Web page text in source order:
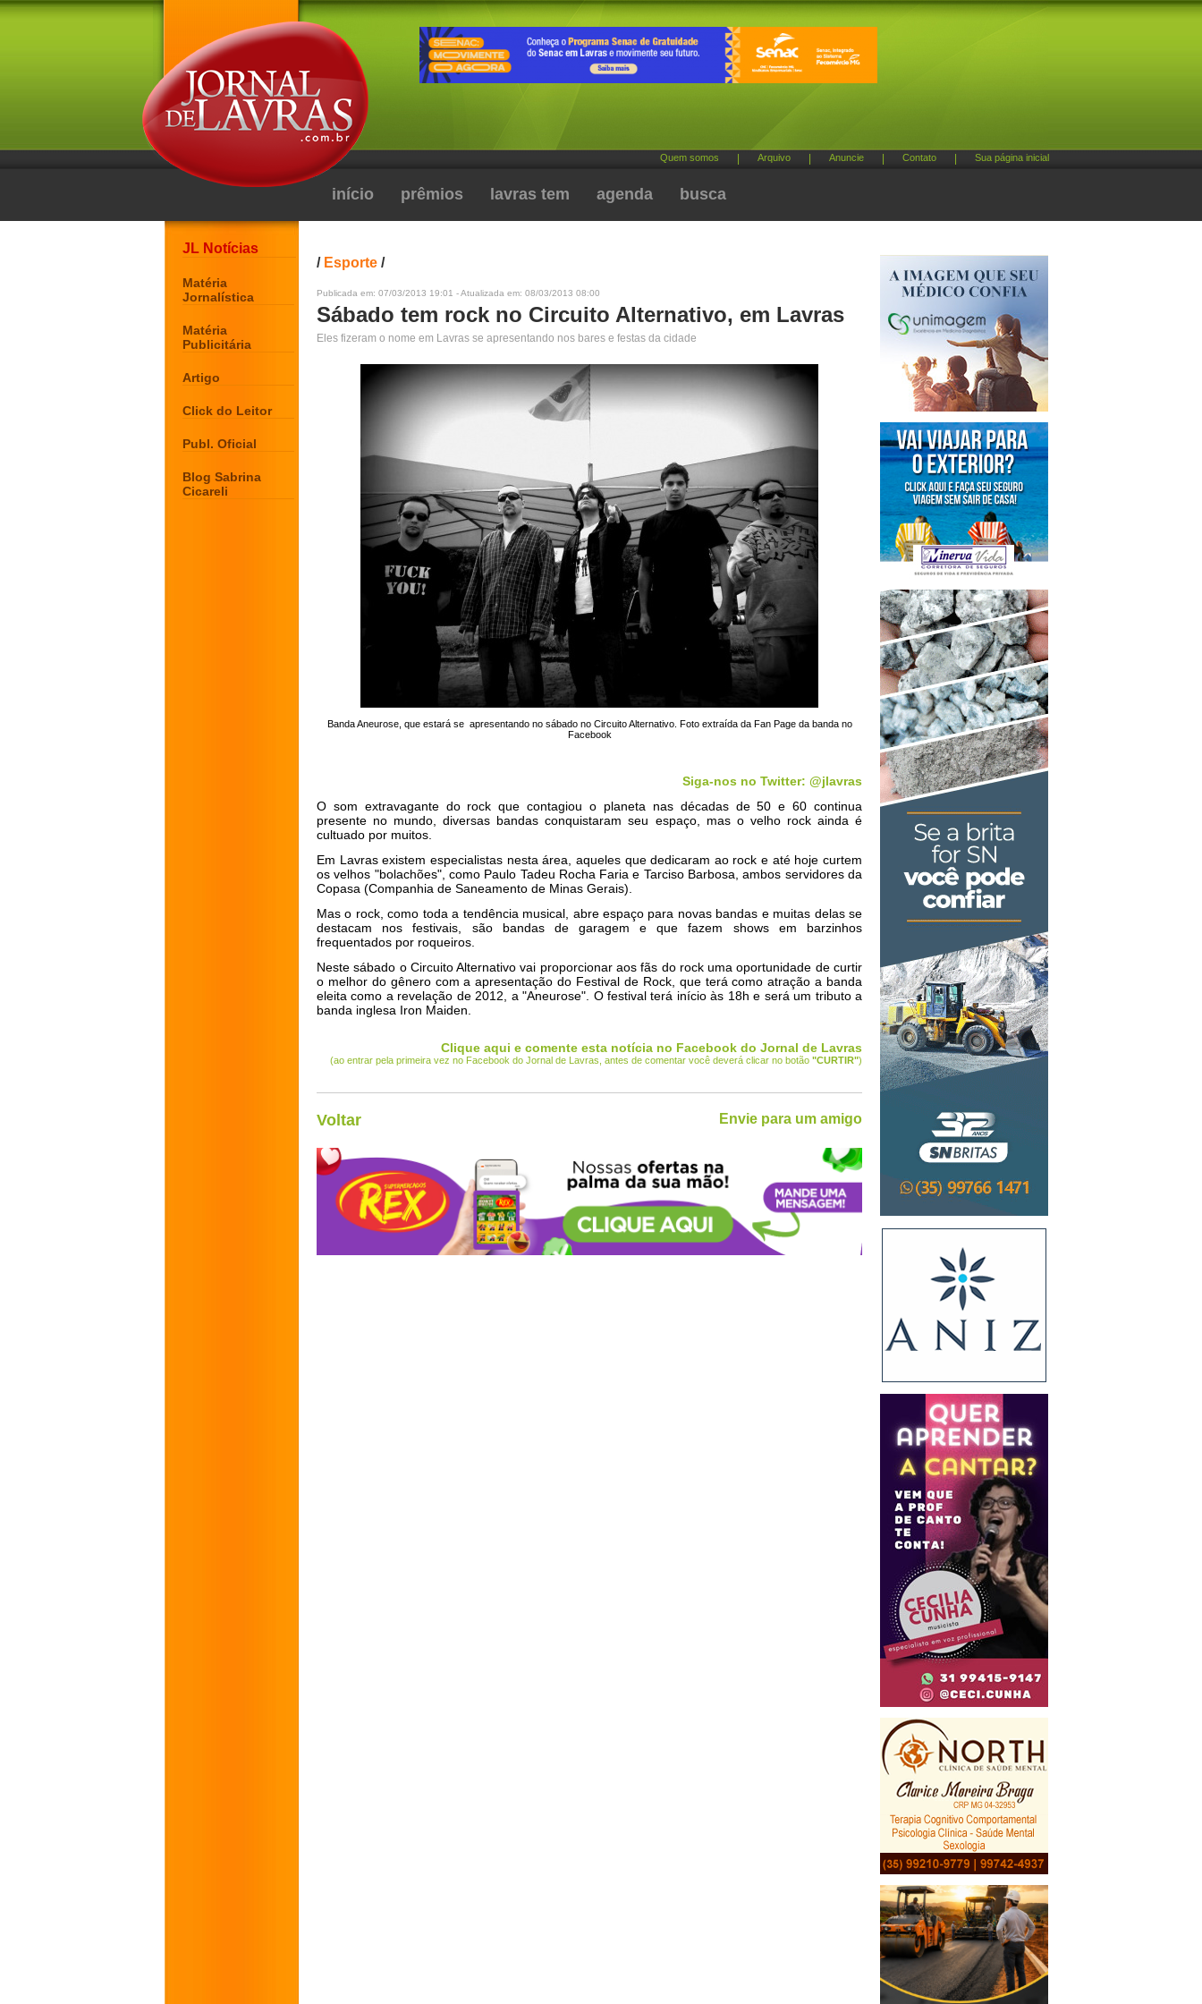
Quem somos Arquivo Anuncie Contato Sua página inicial
início prêmios lavras tem agenda busca
JL Notícias
Matéria
Jornalística
Matéria
Publicitária
Artigo
Click do Leitor
Publ. Oficial
Blog Sabrina
Cicareli
/ Esporte /
Publicada em: 07/03/2013 19:01 - Atualizada em: 08/03/2013 08:00
Sábado tem rock no Circuito Alternativo, em Lavras
Eles fizeram o nome em Lavras se apresentando nos bares e festas da cidade
Banda Aneurose, que estará se apresentando no sábado no Circuito Alternativo. Foto extraída da Fan Page da banda no
Facebook
Siga-nos no Twitter: @jlavras
O som extravagante do rock que contagiou o planeta nas décadas de 50 e 60 continua
presente no mundo, diversas bandas conquistaram seu espaço, mas o velho rock ainda é
cultuado por muitos.
Em Lavras existem especialistas nesta área, aqueles que dedicaram ao rock e até hoje curtem
os velhos "bolachões", como Paulo Tadeu Rocha Faria e Tarciso Barbosa, ambos servidores da
Copasa (Companhia de Saneamento de Minas Gerais).
Mas o rock, como toda a tendência musical, abre espaço para novas bandas e muitas delas se
destacam nos festivais, são bandas de garagem e que fazem shows em barzinhos
frequentados por roqueiros.
Neste sábado o Circuito Alternativo vai proporcionar aos fãs do rock uma oportunidade de curtir
o melhor do gênero com a apresentação do Festival de Rock, que terá como atração a banda
eleita como a revelação de 2012, a "Aneurose". O festival terá início às 18h e será um tributo a
banda inglesa Iron Maiden.
Clique aqui e comente esta notícia no Facebook do Jornal de Lavras
(ao entrar pela primeira vez no Facebook do Jornal de Lavras, antes de comentar você deverá clicar no botão "CURTIR")
Voltar Envie para um amigo